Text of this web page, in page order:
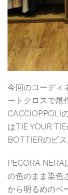
今回のコーディ
ートクロスで尾
CACCIOPPOLI
はTIE YOUR
BOTTIERのビス
PECORA
の色のまま染色
から明るめのベ